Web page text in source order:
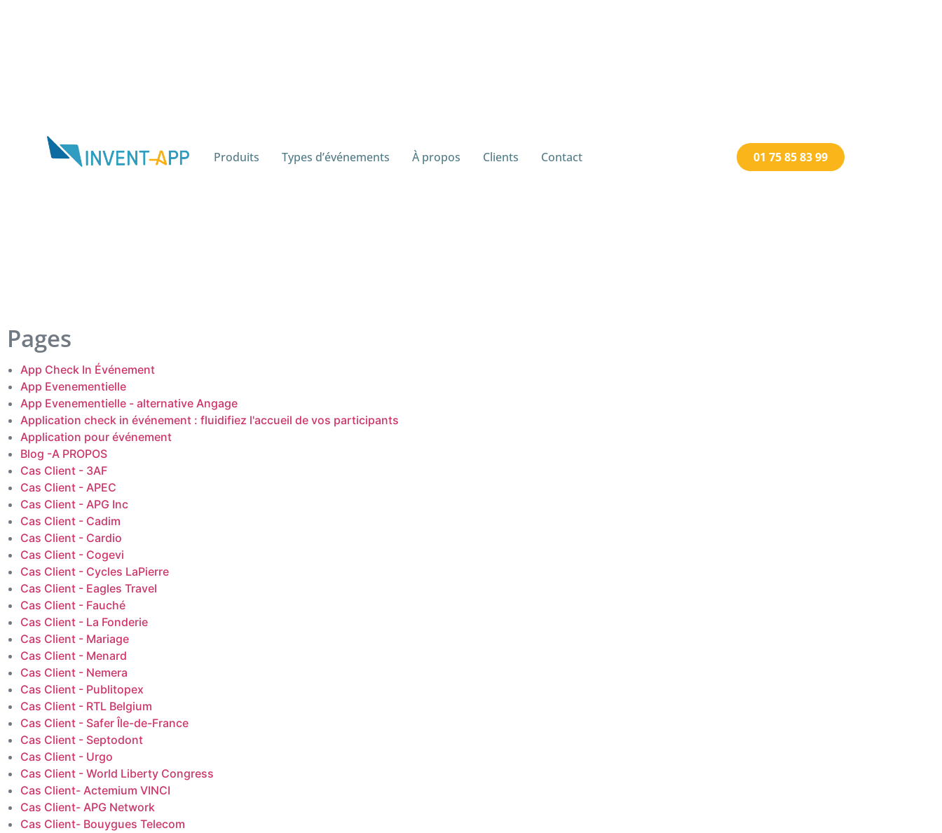
Produits Types d’événements À propos Clients Contact 01 75 85 83 99
Pages
App Check In Événement
App Evenementielle
App Evenementielle - alternative Angage
Application check in événement : fluidifiez l'accueil de vos participants
Application pour événement
Blog -A PROPOS
Cas Client - 3AF
Cas Client - APEC
Cas Client - APG Inc
Cas Client - Cadim
Cas Client - Cardio
Cas Client - Cogevi
Cas Client - Cycles LaPierre
Cas Client - Eagles Travel
Cas Client - Fauché
Cas Client - La Fonderie
Cas Client - Mariage
Cas Client - Menard
Cas Client - Nemera
Cas Client - Publitopex
Cas Client - RTL Belgium
Cas Client - Safer Île-de-France
Cas Client - Septodont
Cas Client - Urgo
Cas Client - World Liberty Congress
Cas Client- Actemium VINCI
Cas Client- APG Network
Cas Client- Bouygues Telecom